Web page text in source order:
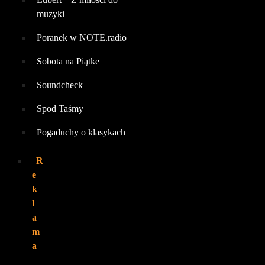
muzyki
Poranek w NOTE.radio
Sobota na Piątke
Soundcheck
Spod Taśmy
Pogaduchy o klasykach
R
e
k
l
a
m
a